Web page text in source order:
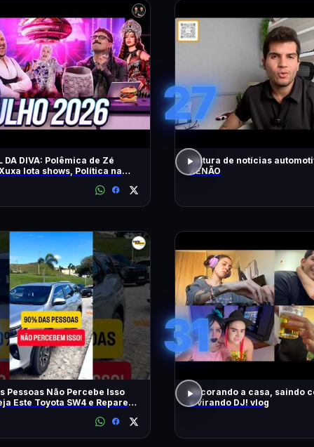
DA DIVA: Polêmica de Zé
lota shows, Política na
27
Leitura de notícias
XENÃO
Pessoas Não Percebe Isso
Este Toyota SW4 e Repare
31
decorando a casa, saindo
e virando DJ! vlog